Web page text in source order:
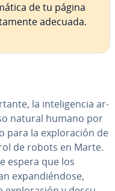
de tu página
adecuada.
la in­te­li­ge­n­cia ar­
natural humano por
para la ex­plo­ra­ción de
de robots en Marte.
espera que los
ex­pa­n­dié­n­do­se,